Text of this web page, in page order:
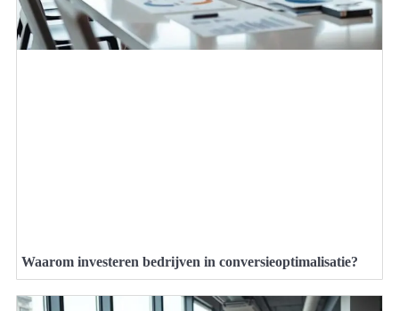
Waarom investeren bedrijven in conversieoptimalisatie?